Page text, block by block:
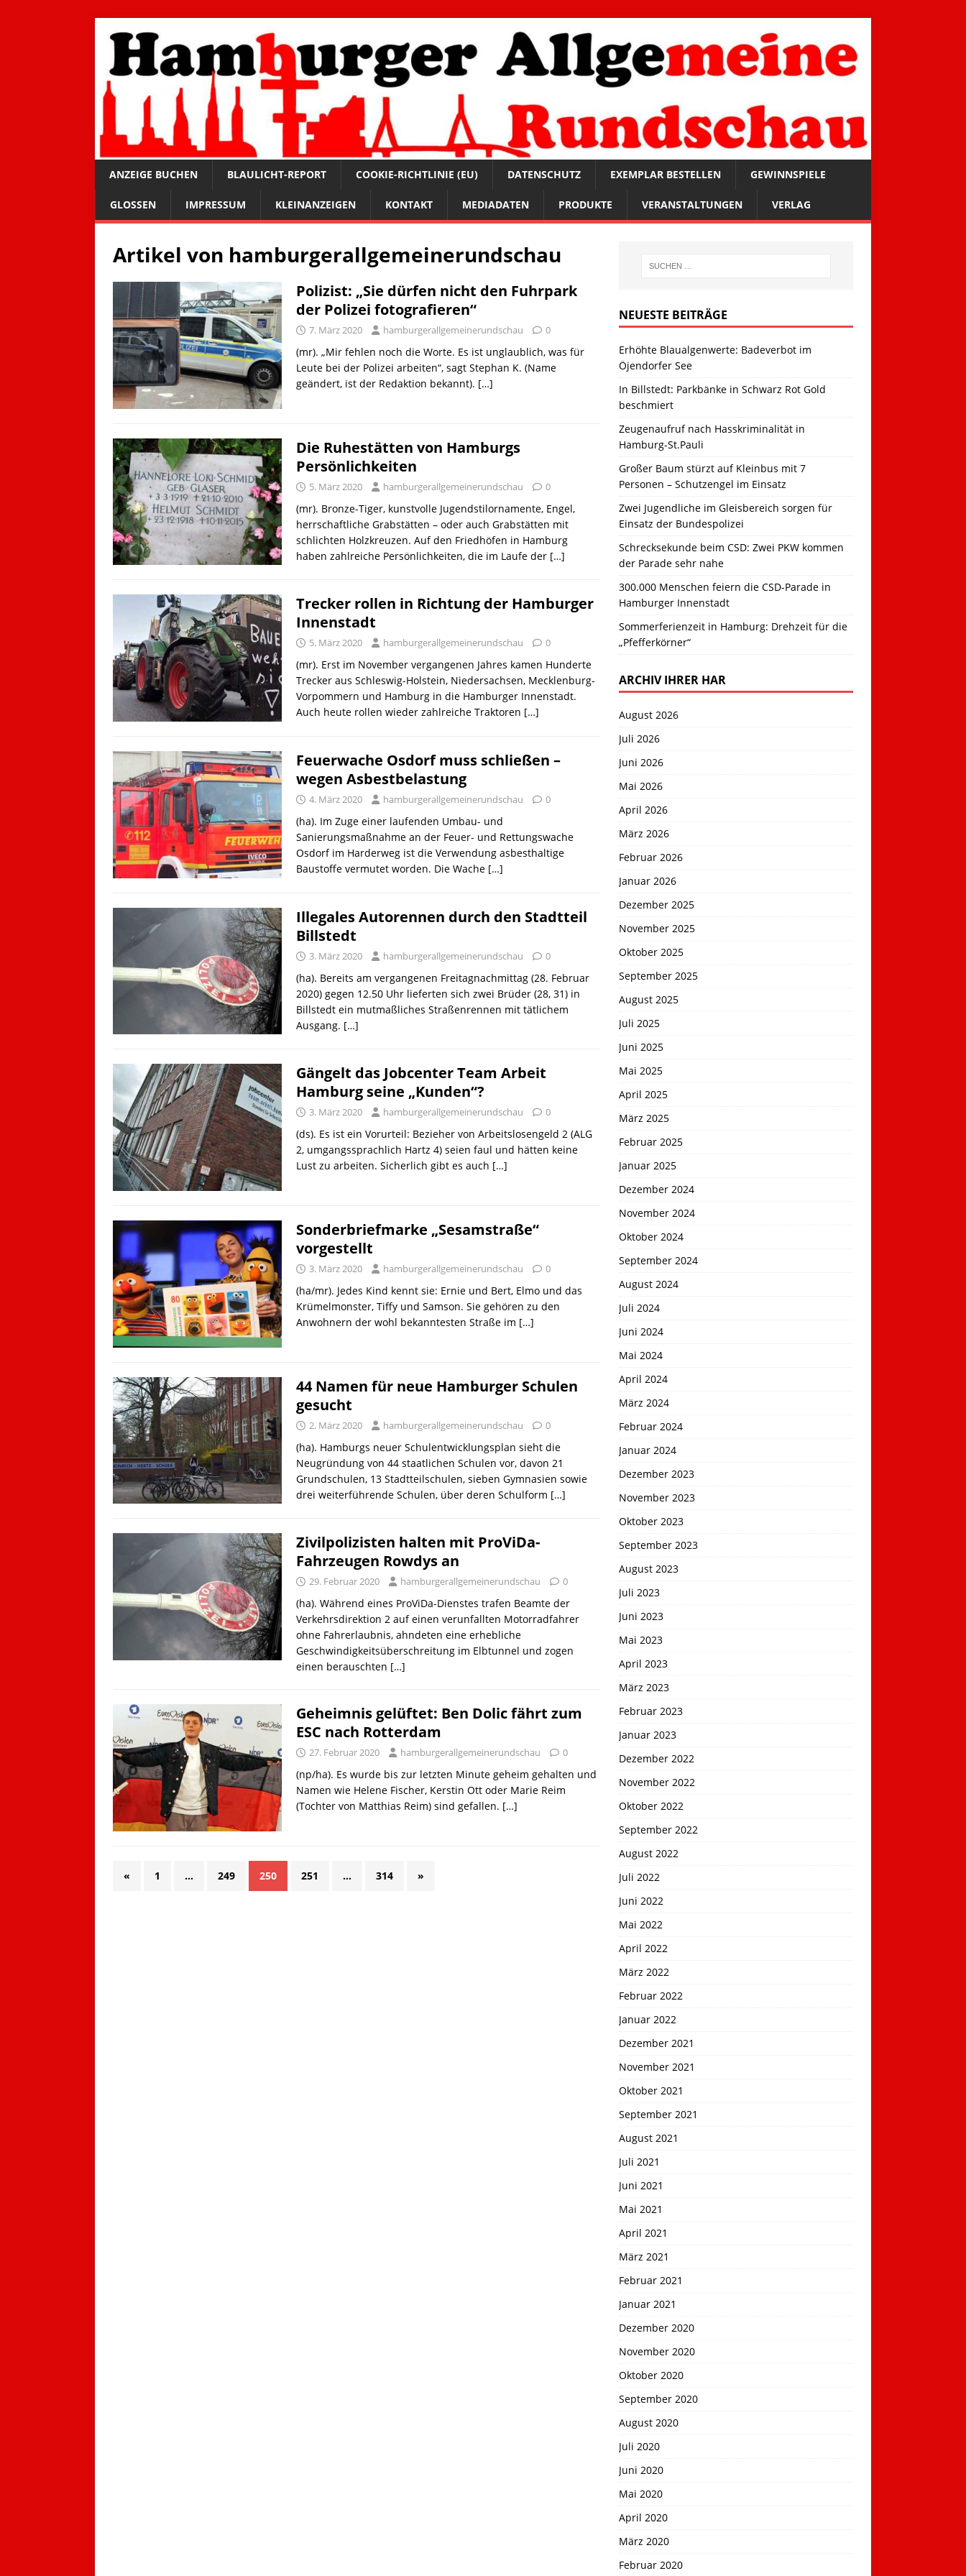
ANZEIGE BUCHEN BLAULICHT-REPORT COOKIE-RICHTLINIE (EU) DATENSCHUTZ EXEMPLAR BESTELLEN GEWINNSPIELE
GLOSSEN IMPRESSUM KLEINANZEIGEN KONTAKT MEDIADATEN PRODUKTE VERANSTALTUNGEN VERLAG
Artikel von hamburgerallgemeinerundschau
Polizist: „Sie dürfen nicht den Fuhrpark
der Polizei fotografieren“
7. März 2020 hamburgerallgemeinerundschau 0
(mr). „Mir fehlen noch die Worte. Es ist unglaublich, was für
Leute bei der Polizei arbeiten“, sagt Stephan K. (Name
geändert, ist der Redaktion bekannt). […]
Die Ruhestätten von Hamburgs
Persönlichkeiten
5. März 2020 hamburgerallgemeinerundschau 0
(mr). Bronze-Tiger, kunstvolle Jugendstilornamente, Engel,
herrschaftliche Grabstätten – oder auch Grabstätten mit
schlichten Holzkreuzen. Auf den Friedhöfen in Hamburg
haben zahlreiche Persönlichkeiten, die im Laufe der […]
Trecker rollen in Richtung der Hamburger
Innenstadt
5. März 2020 hamburgerallgemeinerundschau 0
(mr). Erst im November vergangenen Jahres kamen Hunderte
Trecker aus Schleswig-Holstein, Niedersachsen, Mecklenburg-
Vorpommern und Hamburg in die Hamburger Innenstadt.
Auch heute rollen wieder zahlreiche Traktoren […]
Feuerwache Osdorf muss schließen –
wegen Asbestbelastung
4. März 2020 hamburgerallgemeinerundschau 0
(ha). Im Zuge einer laufenden Umbau- und
Sanierungsmaßnahme an der Feuer- und Rettungswache
Osdorf im Harderweg ist die Verwendung asbesthaltige
Baustoffe vermutet worden. Die Wache […]
Illegales Autorennen durch den Stadtteil
Billstedt
3. März 2020 hamburgerallgemeinerundschau 0
(ha). Bereits am vergangenen Freitagnachmittag (28. Februar
2020) gegen 12.50 Uhr lieferten sich zwei Brüder (28, 31) in
Billstedt ein mutmaßliches Straßenrennen mit tätlichem
Ausgang. […]
Gängelt das Jobcenter Team Arbeit
Hamburg seine „Kunden“?
3. März 2020 hamburgerallgemeinerundschau 0
(ds). Es ist ein Vorurteil: Bezieher von Arbeitslosengeld 2 (ALG
2, umgangssprachlich Hartz 4) seien faul und hätten keine
Lust zu arbeiten. Sicherlich gibt es auch […]
Sonderbriefmarke „Sesamstraße“
vorgestellt
3. März 2020 hamburgerallgemeinerundschau 0
(ha/mr). Jedes Kind kennt sie: Ernie und Bert, Elmo und das
Krümelmonster, Tiffy und Samson. Sie gehören zu den
Anwohnern der wohl bekanntesten Straße im […]
44 Namen für neue Hamburger Schulen
gesucht
2. März 2020 hamburgerallgemeinerundschau 0
(ha). Hamburgs neuer Schulentwicklungsplan sieht die
Neugründung von 44 staatlichen Schulen vor, davon 21
Grundschulen, 13 Stadtteilschulen, sieben Gymnasien sowie
drei weiterführende Schulen, über deren Schulform […]
Zivilpolizisten halten mit ProViDa-
Fahrzeugen Rowdys an
29. Februar 2020 hamburgerallgemeinerundschau 0
(ha). Während eines ProViDa-Dienstes trafen Beamte der
Verkehrsdirektion 2 auf einen verunfallten Motorradfahrer
ohne Fahrerlaubnis, ahndeten eine erhebliche
Geschwindigkeitsüberschreitung im Elbtunnel und zogen
einen berauschten […]
Geheimnis gelüftet: Ben Dolic fährt zum
ESC nach Rotterdam
27. Februar 2020 hamburgerallgemeinerundschau 0
(np/ha). Es wurde bis zur letzten Minute geheim gehalten und
Namen wie Helene Fischer, Kerstin Ott oder Marie Reim
(Tochter von Matthias Reim) sind gefallen. […]
« 1 … 249 250 251 … 314 »
NEUESTE BEITRÄGE
Erhöhte Blaualgenwerte: Badeverbot im
Öjendorfer See
In Billstedt: Parkbänke in Schwarz Rot Gold
beschmiert
Zeugenaufruf nach Hasskriminalität in
Hamburg-St.Pauli
Großer Baum stürzt auf Kleinbus mit 7
Personen – Schutzengel im Einsatz
Zwei Jugendliche im Gleisbereich sorgen für
Einsatz der Bundespolizei
Schrecksekunde beim CSD: Zwei PKW kommen
der Parade sehr nahe
300.000 Menschen feiern die CSD-Parade in
Hamburger Innenstadt
Sommerferienzeit in Hamburg: Drehzeit für die
„Pfefferkörner“
ARCHIV IHRER HAR
August 2026
Juli 2026
Juni 2026
Mai 2026
April 2026
März 2026
Februar 2026
Januar 2026
Dezember 2025
November 2025
Oktober 2025
September 2025
August 2025
Juli 2025
Juni 2025
Mai 2025
April 2025
März 2025
Februar 2025
Januar 2025
Dezember 2024
November 2024
Oktober 2024
September 2024
August 2024
Juli 2024
Juni 2024
Mai 2024
April 2024
März 2024
Februar 2024
Januar 2024
Dezember 2023
November 2023
Oktober 2023
September 2023
August 2023
Juli 2023
Juni 2023
Mai 2023
April 2023
März 2023
Februar 2023
Januar 2023
Dezember 2022
November 2022
Oktober 2022
September 2022
August 2022
Juli 2022
Juni 2022
Mai 2022
April 2022
März 2022
Februar 2022
Januar 2022
Dezember 2021
November 2021
Oktober 2021
September 2021
August 2021
Juli 2021
Juni 2021
Mai 2021
April 2021
März 2021
Februar 2021
Januar 2021
Dezember 2020
November 2020
Oktober 2020
September 2020
August 2020
Juli 2020
Juni 2020
Mai 2020
April 2020
März 2020
Februar 2020